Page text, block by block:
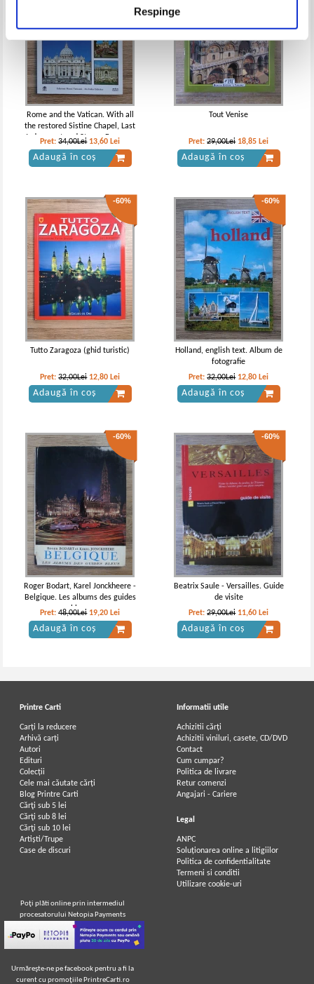
Respinge
Rome and the Vatican. With all
the restored Sistine Chapel, Last
Judgement and Stanze Frescoes
Pret:34,00Lei 13,60 Lei
Adaugă în coș
Tout Venise
Pret:29,00Lei 18,85 Lei
Adaugă în coș
-60%
Tutto Zaragoza (ghid turistic)
Pret:32,00Lei 12,80 Lei
Adaugă în coș
-60%
Holland, english text. Album de
fotografie
Pret:32,00Lei 12,80 Lei
Adaugă în coș
-60%
Roger Bodart, Karel Jonckheere -
Belgique. Les albums des guides
bleus
Pret:48,00Lei 19,20 Lei
Adaugă în coș
-60%
Beatrix Saule - Versailles. Guide
de visite
Pret:29,00Lei 11,60 Lei
Adaugă în coș
Printre Carti
Carți la reducere
Arhivă carți
Autori
Edituri
Colecții
Cele mai căutate cărți
Blog Printre Carti
Cărţi sub 5 lei
Cărţi sub 8 lei
Cărţi sub 10 lei
Artiști/Trupe
Case de discuri
Informatii utile
Achizitii cărți
Achizitii viniluri, casete, CD/DVD
Contact
Cum cumpar?
Politica de livrare
Retur comenzi
Angajari - Cariere
Legal
ANPC
Soluționarea online a litigiilor
Politica de confidentialitate
Termeni si conditii
Utilizare cookie-uri
Poţi plăti online prin intermediul
procesatorului Netopia Payments
Urmăreşte-ne pe facebook pentru a fi la
curent cu promoţiile PrintreCarti.ro